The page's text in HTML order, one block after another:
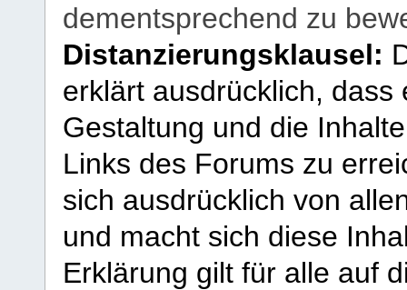
dementsprechend zu
Distanzierungsklausel:
erklärt ausdrücklich,
Gestaltung und die
Links des Forums zu
sich ausdrücklich von
und macht sich diese
Erklärung gilt für alle auf